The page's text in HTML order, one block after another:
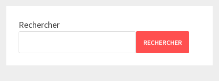
Rechercher
RECHERCHER